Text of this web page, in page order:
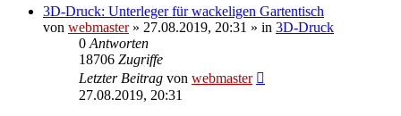
3D-Druck: Unterleger für wackeligen Gartentisch
von webmaster» 27.08.2019, 20:31 » in 3D-Druck
0 Antworten
18706 Zugriffe
Letzter Beitrag von webmaster
27.08.2019, 20:31